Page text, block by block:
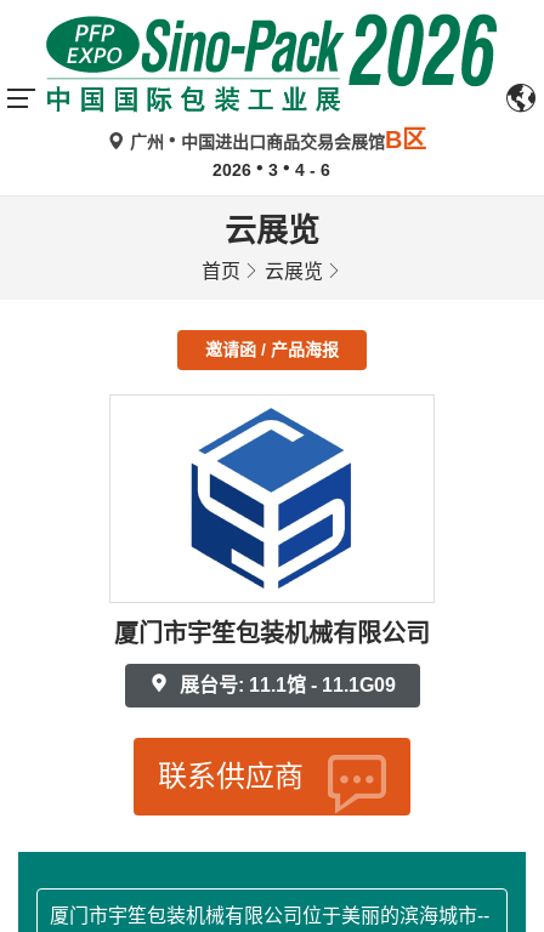
广州 中国进出口商品交易会展馆B区
2026 3 4 - 6
云展览
首页 云展览
邀请函 / 产品海报
厦门市宇笙包装机械有限公司
展台号: 11.1馆 - 11.1G09
联系供应商
厦门市宇笙包装机械有限公司位于美丽的滨海城市--